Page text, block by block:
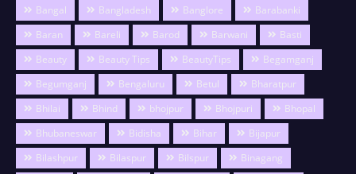
Bangal
Bangladesh Banglore
Barabanki
Baran
Bareli Barod Barwani
Basti
Beauty
Beauty Tips BeautyTips
Begamganj
Begumganj
Bengaluru Betul
Bharatpur
Bhilai
Bhind bhojpur Bhojpuri
Bhopal
Bhubaneswar
Bidisha Bihar
Bijapur
Bilashpur
Bilaspur Bilspur
Binagang